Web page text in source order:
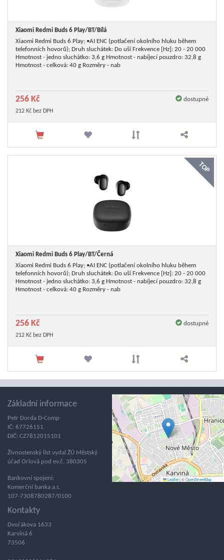
Xiaomi Redmi Buds 6 Play/ BT/ Bílá
Xiaomi Redmi Buds 6 Play; •AI ENC (potlačení okolního hluku během
telefonních hovorů); Druh sluchátek: Do uší Frekvence [Hz]: 20 - 20 000
Hmotnost - jedno sluchátko: 3,6 g Hmotnost - nabíjecí pouzdro: 32,8 g
Hmotnost - celková: 40 g Rozměry - nab
256 Kč
212 Kč bez DPH
dostupné
TOP
Xiaomi Redmi Buds 6 Play/ BT/Černá
Xiaomi Redmi Buds 6 Play; •AI ENC (potlačení okolního hluku během
telefonních hovorů); Druh sluchátek: Do uší Frekvence [Hz]: 20 - 20 000
Hmotnost - jedno sluchátko: 3,6 g Hmotnost - nabíjecí pouzdro: 32,8 g
Hmotnost - celková: 40 g Rozměry - nab
256 Kč
212 Kč bez DPH
dostupné
Základní informace
Petr Dorda D-Comp
IČ: 67726151
DIČ: CZ7812015101
Živnostenský list vydal ŽÚ Městský
úřad Orlová pod ev.č. 380305
Bankovní spojení:
Komerční banka a.s.
107-7308780287/0100
Kontakty
Dvořákova 1633
Karviná 6
73506
Leaflet|©OpenStreetMap